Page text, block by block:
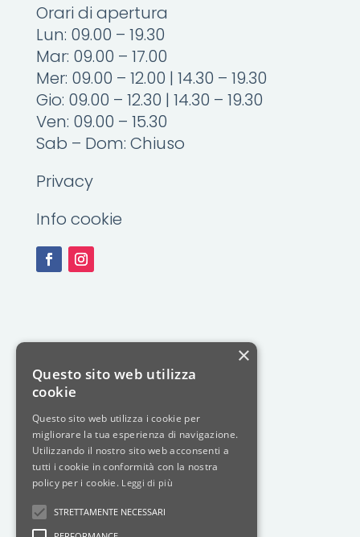
Orari di apertura
Lun: 09.00 – 19.30
Mar: 09.00 – 17.00
Mer: 09.00 – 12.00 | 14.30 – 19.30
Gio: 09.00 – 12.30 | 14.30 – 19.30
Ven: 09.00 – 15.30
Sab – Dom: Chiuso
Privacy
Info cookie
×
Questo sito web utilizza
cookie
Questo sito web utilizza i cookie per
migliorare la tua esperienza di navigazione.
Utilizzando il nostro sito web acconsenti a
tutti i cookie in conformità con la nostra
policy per i cookie. Leggi di più
STRETTAMENTE NECESSARI